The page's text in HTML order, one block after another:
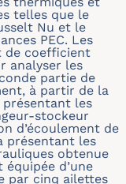
telles que le
Nu et le
PEC. Les
de coefficient
analyser les
partie de
à partir de la
présentant les
stockeur
d’écoulement de
présentant les
obtenue
d’une
par cinq ailettes